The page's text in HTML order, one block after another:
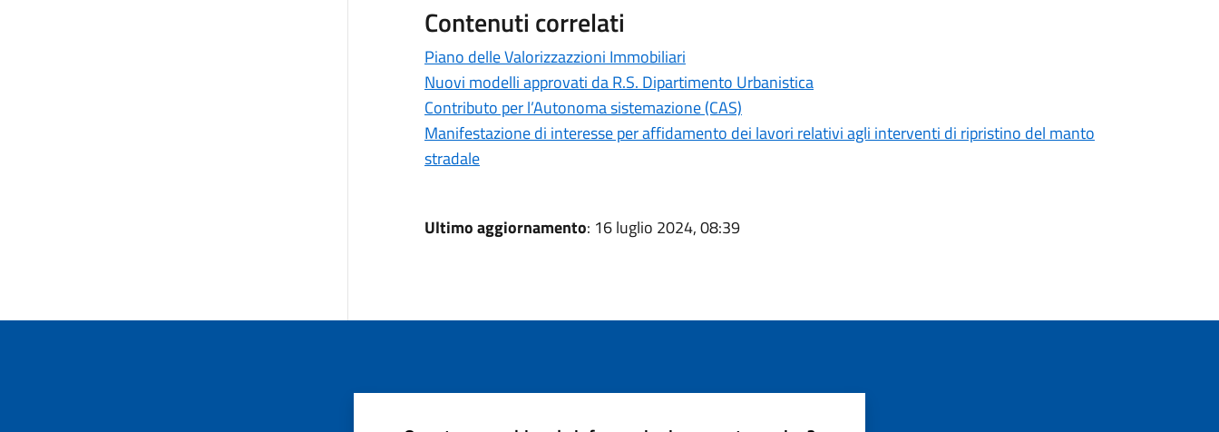
Contenuti correlati
Piano delle Valorizzazzioni Immobiliari
Nuovi modelli approvati da R.S. Dipartimento Urbanistica
Contributo per l’Autonoma sistemazione (CAS)
Manifestazione di interesse per affidamento dei lavori relativi agli interventi di ripristino del manto
stradale
Ultimo aggiornamento: 16 luglio 2024, 08:39